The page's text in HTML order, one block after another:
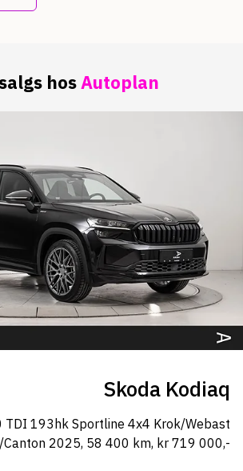
hos Autoplan
Skoda Kodiaq
TDI 193hk Sportline 4x4 Krok/Webast
2025, 58 400 km, kr 719 000,-